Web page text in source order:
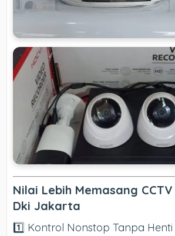
Nilai Lebih Memasang
Dki Jakarta
1️⃣ Kontrol Nonstop Tanpa Henti